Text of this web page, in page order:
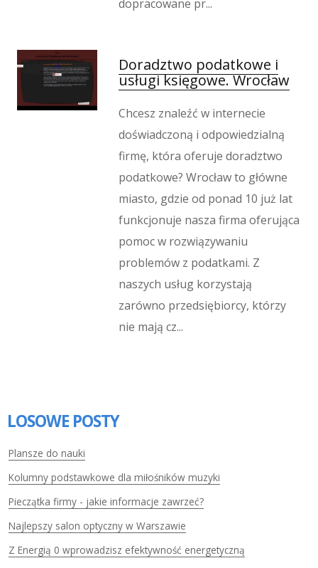
dopracowane pr...
Doradztwo podatkowe i
usługi księgowe. Wrocław
Chcesz znaleźć w internecie
doświadczoną i odpowiedzialną
firmę, która oferuje doradztwo
podatkowe? Wrocław to główne
miasto, gdzie od ponad 10 już lat
funkcjonuje nasza firma oferująca
pomoc w rozwiązywaniu
problemów z podatkami. Z
naszych usług korzystają
zarówno przedsiębiorcy, którzy
nie mają cz...
LOSOWE POSTY
Plansze do nauki
Kolumny podstawkowe dla miłośników muzyki
Pieczątka firmy - jakie informacje zawrzeć?
Najlepszy salon optyczny w Warszawie
Z Energią 0 wprowadzisz efektywność energetyczną